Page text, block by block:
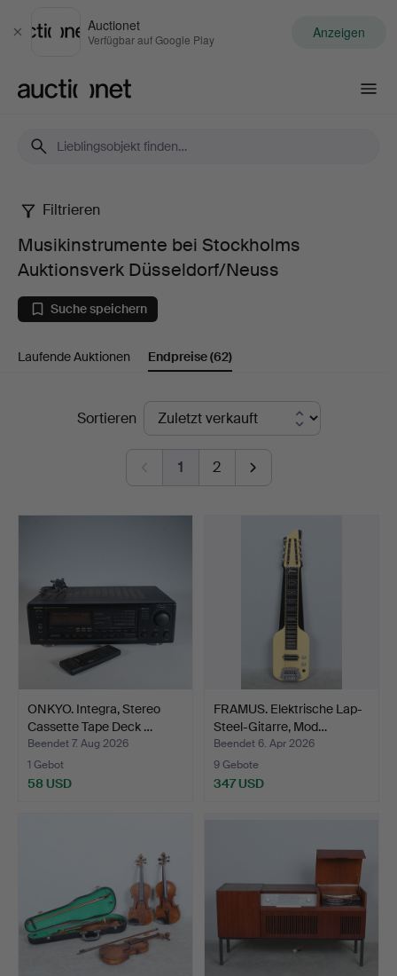
Schließen
Auctionet
Verfügbar auf Google Play Anzeigen
Musikinstrumente
bei
Stockholms
Auktionsverk
Filtrieren
Musikinstrumente bei Stockholms
Auktionsverk Düsseldorf/Neuss
Suche speichern
Laufende Auktionen Endpreise(62)
EndpreiseSortieren
1 2
ONKYO. Integra, Stereo
Cassette Tape Deck …
Beendet 7. Aug 2026
1 Gebot
58 USD
FRAMUS. Elektrische Lap-
Steel-Gitarre, Mod…
Beendet 6. Apr 2026
9 Gebote
347 USD